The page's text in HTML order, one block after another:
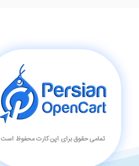
تمامی حقوق برای اپن کارت محفوظ است